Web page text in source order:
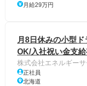
月給29万円
月8日休みの小型
OK/入社祝い金支
株式会社エネルギー
正社員
北海道